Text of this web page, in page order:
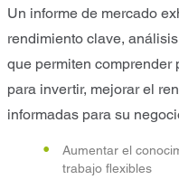
Un informe de mercado
rendimiento clave,
que permiten
para invertir, mejorar el
informadas para su
Aumentar el
trabajo flexibles